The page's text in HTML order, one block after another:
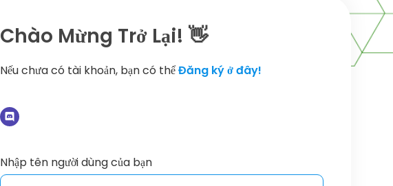
Chào Mừng Trở Lại! 👋
Nếu chưa có tài khoản, bạn có thểĐăng ký ở đây!
Nhập tên người dùng của bạn